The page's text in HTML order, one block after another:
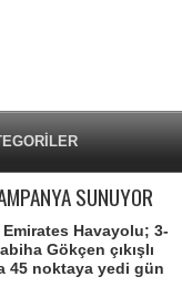
SUNUYOR
Havayolu; 3-
Gökçen çıkışlı
45 noktaya yedi gün